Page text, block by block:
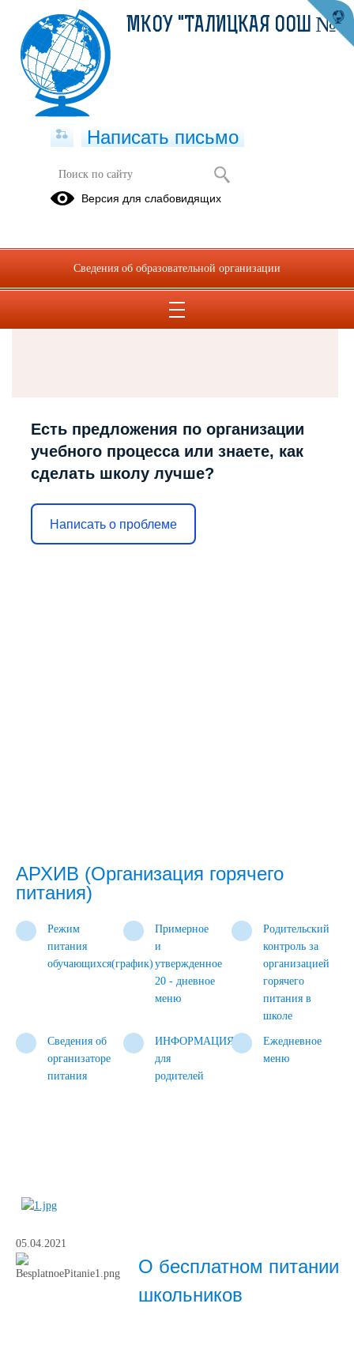
Есть предложения по организации
учебного процесса или знаете, как
сделать школу лучше?
Написать о проблеме
АРХИВ (Организация горячего
питания)
Режим
питания
обучающихся(график)
Примерное
и
утвержденное
20 - дневное
меню
Родительский
контроль за
организацией
горячего
питания в
школе
Сведения об
организаторе
питания
ИНФОРМАЦИЯ
для
родителей
Ежедневное
меню
05.04.2021
О бесплатном питании
школьников
МКОУ "ТАЛИЦКАЯ ООШ №8"
Написать письмо
Версия для слабовидящих
Сведения об образовательной организации